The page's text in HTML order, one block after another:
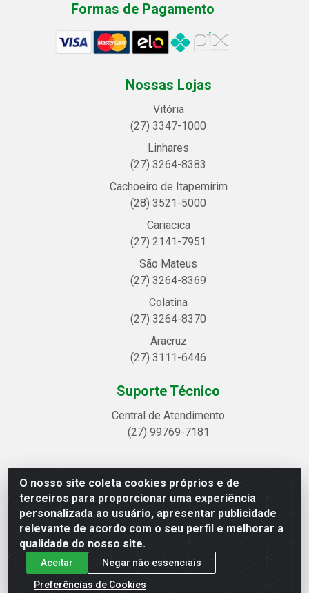
O nosso site coleta cookies próprios e de
terceiros para proporcionar uma experiência
personalizada ao usuário, apresentar publicidade
relevante de acordo com o seu perfil e melhorar a
qualidade do nosso site.
Aceitar
Negar não essenciais
Preferências de Cookies
Formas de Pagamento
Nossas Lojas
Vitória
(27) 3347-1000
Linhares
(27) 3264-8383
Cachoeiro de Itapemirim
(28) 3521-5000
Cariacica
(27) 2141-7951
São Mateus
(27) 3264-8369
Colatina
(27) 3264-8370
Aracruz
(27) 3111-6446
Suporte Técnico
Central de Atendimento
(27) 99769-7181
Linhavix Distribuidora LTDA - Avenida Alegre, 2521 -
Quadra314 Lote 05 e 07 - Shell, Linhares/ES - CEP
29.901-605 - CNPJ 20.857.514/0001-75